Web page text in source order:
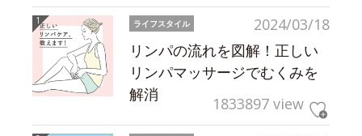
2024/03/18
ライフスタイル
リンパの流れを図解！正しい
リンパマッサージでむくみを
解消
1833897 view